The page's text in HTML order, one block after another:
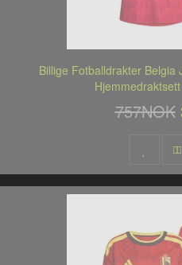
Billige Fotballdrakter Belgia
757NOK